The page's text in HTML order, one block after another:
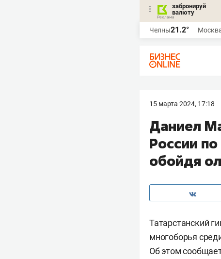
забронируй
валюту
Челны21.2°
15 марта 2024, 17:18
Даниел
России
обойдя
Татарстанский
многоборья
Об этом